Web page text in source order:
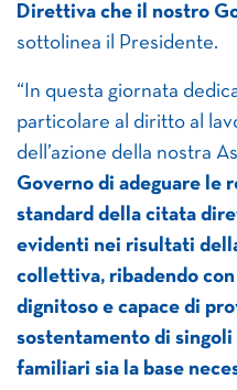
Direttiva che il nostro
sottolinea il Presidente.
“In questa giornata
particolare al diritto al
dell’azione della nostra
Governo di adeguare le
standard della citata
evidenti nei risultati
collettiva, ribadendo
dignitoso e capace di
sostentamento di
familiari sia la base